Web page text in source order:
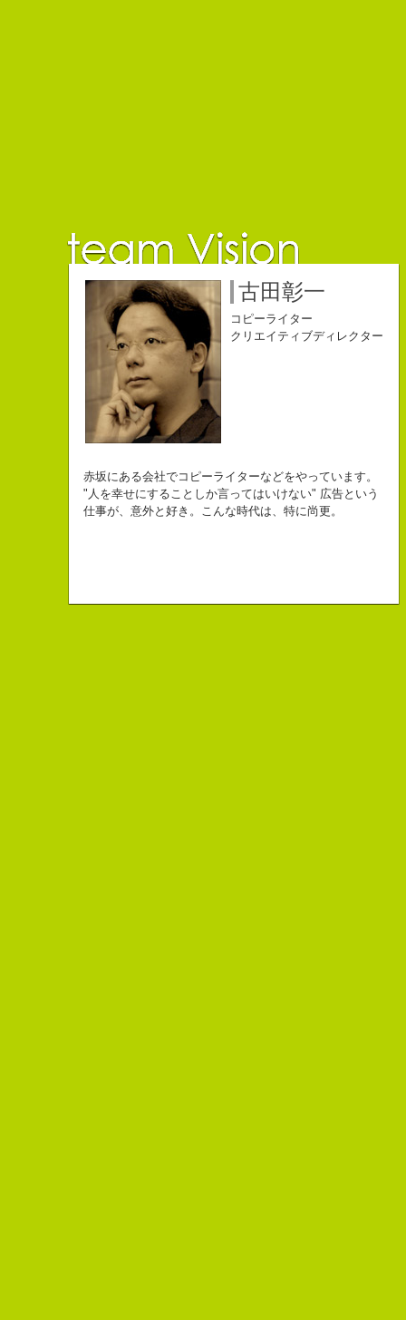
佐藤延夫
コピーライター
チームVision 事務局長
保持壮太郎
コピーライター
自己紹介ジェネレーターというサイトがある。試しにやってみた。
こんちゃっ保持壮太郎っていいます。
皆からは「保持壮太郎ピーナッツ」って呼ばれてるよ。
小山佳奈
コピーライター
なにがしか書いていられるしごとはとっても
幸せでとっても怖いですが、きょうもなんとか幸せに
生きられてる私は幸せなのかもしれません。
中村直史
コピーライター
長崎県五島市出身
３６歳
「五島列島はよいところです。
江口順也
コピーライター
Copy writer
10周年キャンペーン中です。
名雪祐平
コピーライター
クリエイティブディレクター
初対面の人によく言われる。
「きれいな名前ですね」
こう返す。「ええ、名前だけは」
古田彰一
コピーライター
クリエイティブディレクター
赤坂にある会社でコピーライターなどをやっています。
"人を幸せにすることしか言ってはいけない" 広告という
仕事が、意外と好き。こんな時代は、特に尚更。